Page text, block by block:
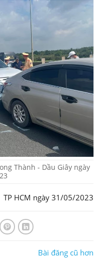
Thành - Dầu Giây ngày
TP HCM ngày 31/05/2023
Bài đăng cũ hơn